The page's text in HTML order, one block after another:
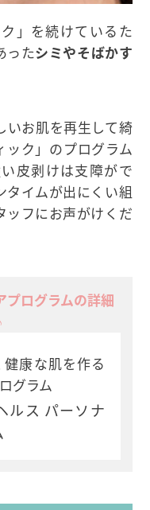
」を続けているた
ったシミやそばかす
いお肌を再生して綺
ック」のプログラム
皮剥けは支障がで
タイムが出にくい組
ッフにお声がけくだ
プログラムの詳細
康な肌を作る
グラム
ルス パーソナ